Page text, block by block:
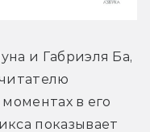
и Габриэля Ба,
в его
показывает